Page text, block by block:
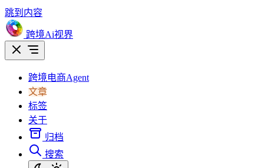
跳到内容
跨境Ai视界
跨境电商Agent
文章
标签
关于
归档
搜索